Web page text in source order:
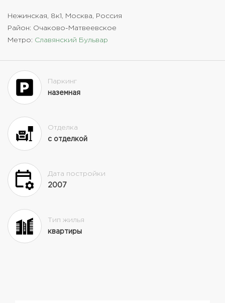
Нежинская, 8к1, Москва, Россия
Район: Очаково-Матвеевское
Метро: Славянский Бульвар
Паркинг
наземная
Отделка
с отделкой
Дата постройки
2007
Тип жилья
квартиры